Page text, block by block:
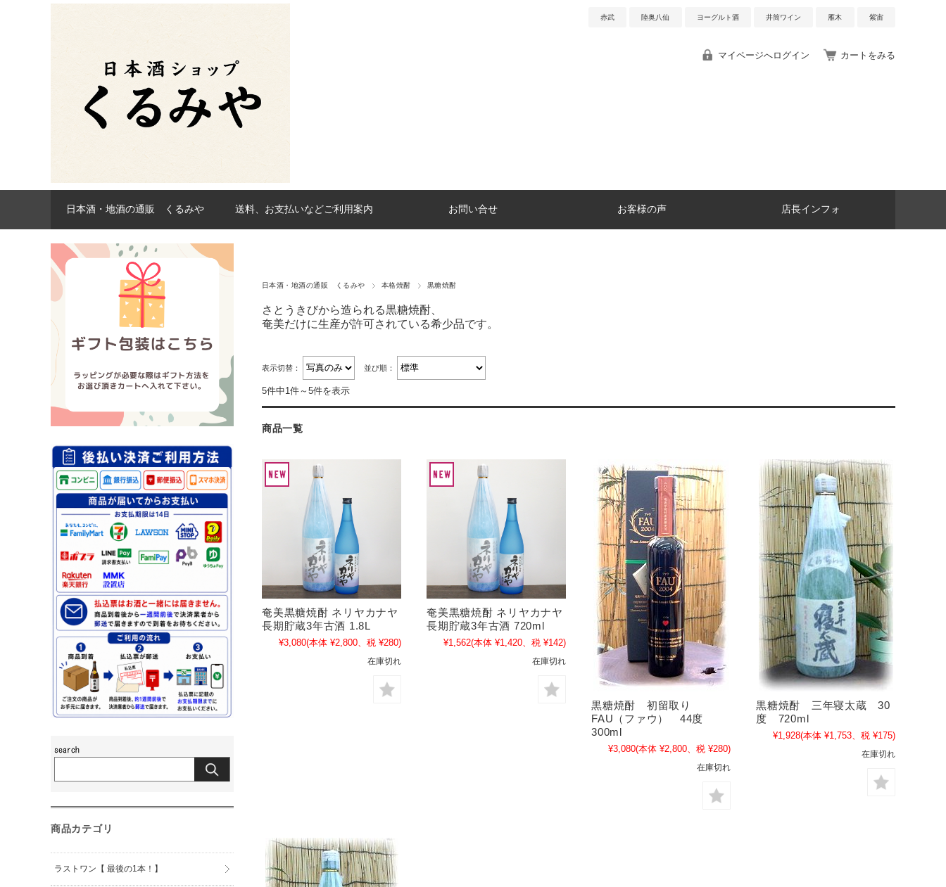
赤武 陸奥八仙 ヨーグルト酒 井筒ワイン 雁木 紫宙
マイページへログイン カートをみる
日本酒・地酒の通販 くるみや 送料、お支払いなどご利用案内 お問い合せ お客様の声 店長インフォ
日本酒・地酒の通販 くるみや 本格焼酎 黒糖焼酎
さとうきびから造られる黒糖焼酎、
奄美だけに生産が許可されている希少品です。
表示切替： 並び順：
5件中1件～5件を表示
商品一覧
奄美黒糖焼酎 ネリヤカナヤ
長期貯蔵3年古酒 1.8L
¥3,080(本体 ¥2,800、税 ¥280)
在庫切れ
奄美黒糖焼酎 ネリヤカナヤ
長期貯蔵3年古酒 720ml
¥1,562(本体 ¥1,420、税 ¥142)
在庫切れ
黒糖焼酎 初留取り
FAU（ファウ） 44度
300ml
¥3,080(本体 ¥2,800、税 ¥280)
在庫切れ
黒糖焼酎 三年寝太蔵 30
度 720ml
¥1,928(本体 ¥1,753、税 ¥175)
在庫切れ
商品カテゴリ
ラストワン【 最後の1本！】